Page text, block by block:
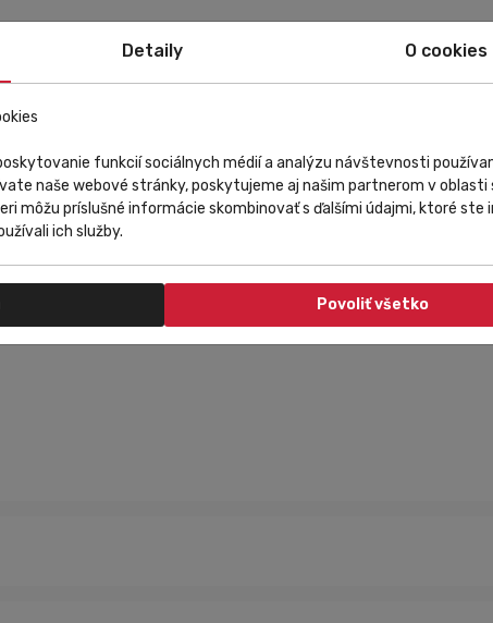
a vďaka precíznemu tvarovaniu aj veľmi príjemný pocit pri
majú rámik z veľmi odolného
a vydržia
MIRRORTRONIC a HD. Okuliare sú navrhované, testované
Detaily O cookies
funkcií sociálnych médií a analýzu návštevnosti
naše webové stránky, poskytujeme aj našim partnerom v oblasti
môžu príslušné informácie skombinovať s ďalšími údajmi, ktoré ste
ich služby.
Povoliť všetko